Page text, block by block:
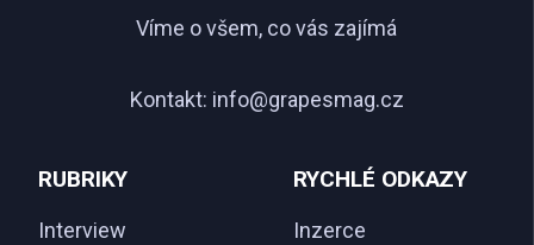
Víme o všem, co vás zajímá
Kontakt: info@grapesmag.cz
RUBRIKY
Interview
RYCHLÉ ODKAZY
Inzerce